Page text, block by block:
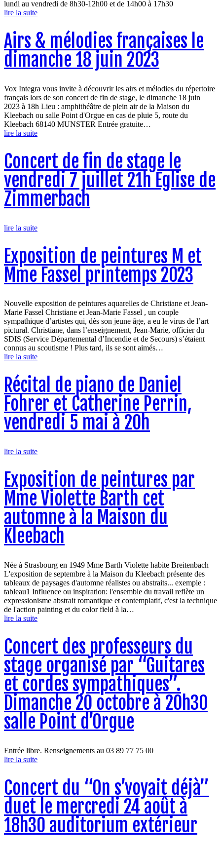
lundi au vendredi de 8h30-12h00 et de 14h00 à 17h30
lire la suite
Airs & mélodies françaises le
dimanche 18 juin 2023
Vox Integra vous invite à découvrir les airs et mélodies du répertoire
français lors de son concert de fin de stage, le dimanche 18 juin
2023 à 18h Lieu : amphithéâtre de plein air de la Maison du
Kleebach ou salle Point d'Orgue en cas de pluie 5, route du
Kleebach 68140 MUNSTER Entrée gratuite…
lire la suite
Concert de fin de stage le
vendredi 7 juillet 21h Eglise de
Zimmerbach
lire la suite
Exposition de peintures M et
Mme Fassel printemps 2023
Nouvelle exposition de peintures aquarelles de Christiane et Jean-
Marie Fassel Christiane et Jean-Marie Fassel , un couple
sympathique d’artistes qui, dès son jeune âge, a eu le virus de l’art
pictural. Christiane, dans l’enseignement, Jean-Marie, officier du
SDIS (Service Départemental d’Incendie et de Secours) s’étaient
connus au scoutisme ! Plus tard, ils se sont aimés…
lire la suite
Récital de piano de Daniel
Fohrer et Catherine Perrin,
vendredi 5 mai à 20h
lire la suite
Exposition de peintures par
Mme Violette Barth cet
automne à la Maison du
Kleebach
Née à Strasbourg en 1949 Mme Barth Violette habite Breitenbach
L'exposition de septembre à la Maison du Kleebach présente des
tableaux de paysages d'automne réalistes ou abstraits... exemple :
tableau1 Influence ou inspiration: l'ensemble du travail reflète un
expressionisme abstrait romantique et contemplatif, c'est la technique
de l'action painting et du color field à la…
lire la suite
Concert des professeurs du
stage organisé par “Guitares
et cordes sympathiques”.
Dimanche 20 octobre à 20h30
salle Point d’Orgue
Entrée libre. Renseignements au 03 89 77 75 00
lire la suite
Concert du “On s’voyait déjà”
duet le mercredi 24 août à
18h30 auditorium extérieur